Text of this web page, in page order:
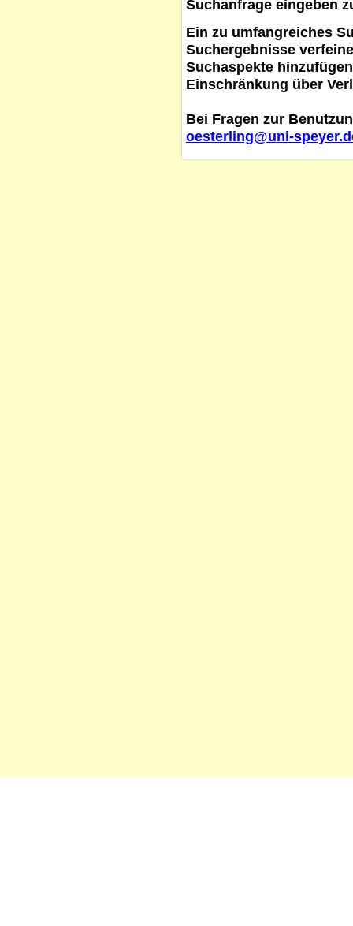
Suchanfrage eingeben
Ein zu umfangreiches
Suchergebnisse
Suchaspekte
Einschränkung über
Bei Fragen zur
oesterling@uni-